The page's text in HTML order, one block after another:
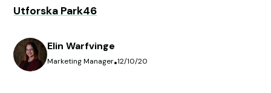
Utforska Park46
Elin Warfvinge
Marketing Manager•12/10/20